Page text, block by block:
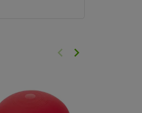
Precedente
keyboard_arrow_left Successivo
keyboard_arrow_right